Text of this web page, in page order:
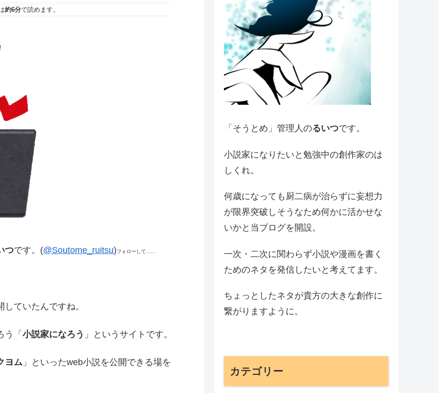
約6分で読めます。
つです。(@Soutome_ruitsu)フォローして……
ていたんですね。
う「 小説家になろう 」というサイトです。
ヨム 」といったweb小説を公開できる場を
「そうとめ」管理人のるいつです。
小説家になりたいと勉強中の創作家のは
しくれ。
何歳になっても厨二病が治らずに妄想力
が限界突破しそうなため何かに活かせな
いかと当ブログを開設。
一次・二次に関わらず小説や漫画を書く
ためのネタを発信したいと考えてます。
ちょっとしたネタが貴方の大きな創作に
繋がりますように。
カテゴリー